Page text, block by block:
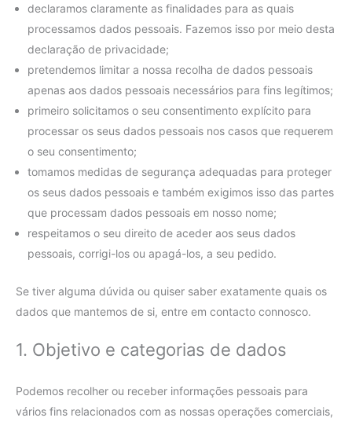
declaramos claramente as finalidades para as quais
processamos dados pessoais. Fazemos isso por meio desta
declaração de privacidade;
pretendemos limitar a nossa recolha de dados pessoais
apenas aos dados pessoais necessários para fins legítimos;
primeiro solicitamos o seu consentimento explícito para
processar os seus dados pessoais nos casos que requerem
o seu consentimento;
tomamos medidas de segurança adequadas para proteger
os seus dados pessoais e também exigimos isso das partes
que processam dados pessoais em nosso nome;
respeitamos o seu direito de aceder aos seus dados
pessoais, corrigi-los ou apagá-los, a seu pedido.
Se tiver alguma dúvida ou quiser saber exatamente quais os
dados que mantemos de si, entre em contacto connosco.
1. Objetivo e categorias de dados
Podemos recolher ou receber informações pessoais para
vários fins relacionados com as nossas operações comerciais,